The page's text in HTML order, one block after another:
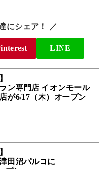
にシェア！ ／
LINE
ン専門店 イオンモール
が6/17（木）オープン
田沼パルコに